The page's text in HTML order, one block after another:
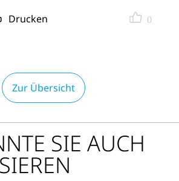
Drucken 0
Zur Übersicht
SIE AUCH